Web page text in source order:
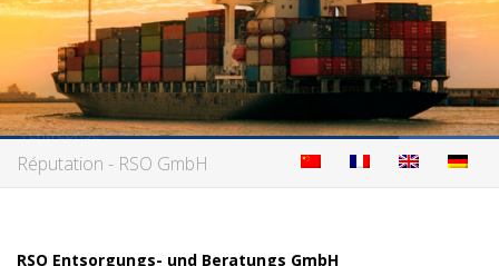
Matières premières
Réputation
l’Entreprise
Des offres actuelles
Réputation - RSO GmbH
RSO Entsorgungs- und Beratungs GmbH